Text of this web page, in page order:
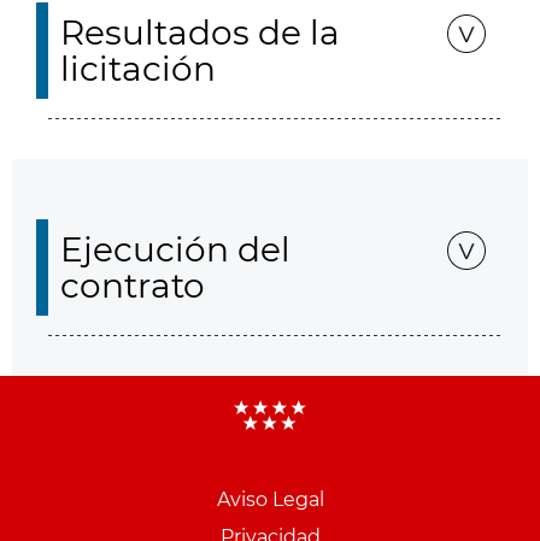
Resultados de la
licitación
Ejecución del
contrato
Aviso Legal